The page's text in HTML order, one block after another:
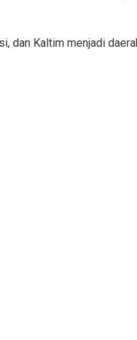
dan Kaltim menjadi